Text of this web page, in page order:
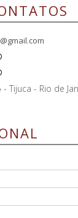
Tijuca - Rio de